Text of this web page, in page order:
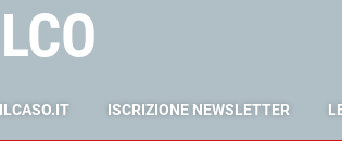
ILCASO.IT ISCRIZIONE NEWSLETTER